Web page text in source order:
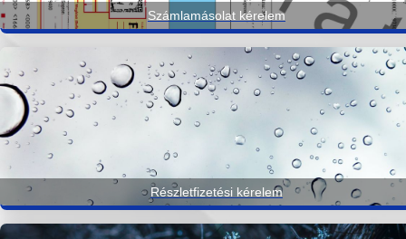
Számlamásolat kérelem
Részletfizetési kérelem